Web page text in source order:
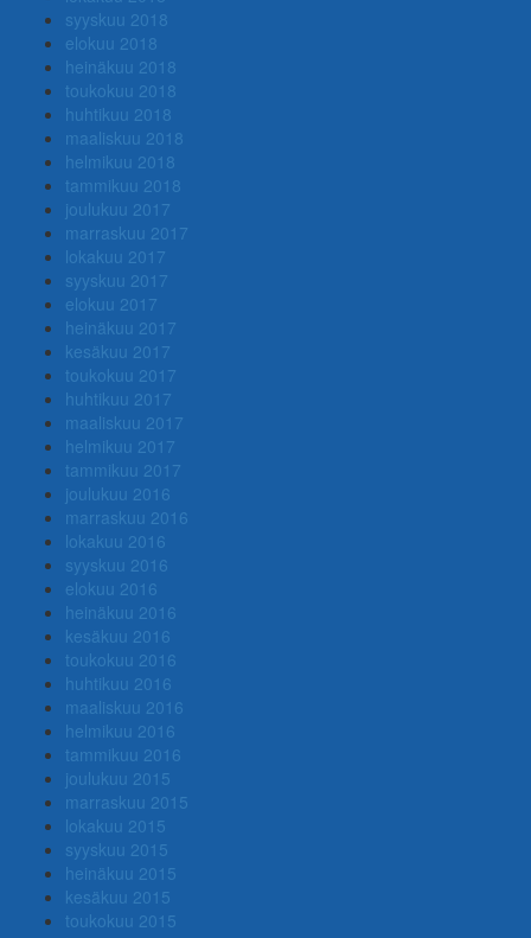
syyskuu 2018
elokuu 2018
heinäkuu 2018
toukokuu 2018
huhtikuu 2018
maaliskuu 2018
helmikuu 2018
tammikuu 2018
joulukuu 2017
marraskuu 2017
lokakuu 2017
syyskuu 2017
elokuu 2017
heinäkuu 2017
kesäkuu 2017
toukokuu 2017
huhtikuu 2017
maaliskuu 2017
helmikuu 2017
tammikuu 2017
joulukuu 2016
marraskuu 2016
lokakuu 2016
syyskuu 2016
elokuu 2016
heinäkuu 2016
kesäkuu 2016
toukokuu 2016
huhtikuu 2016
maaliskuu 2016
helmikuu 2016
tammikuu 2016
joulukuu 2015
marraskuu 2015
lokakuu 2015
syyskuu 2015
heinäkuu 2015
kesäkuu 2015
toukokuu 2015